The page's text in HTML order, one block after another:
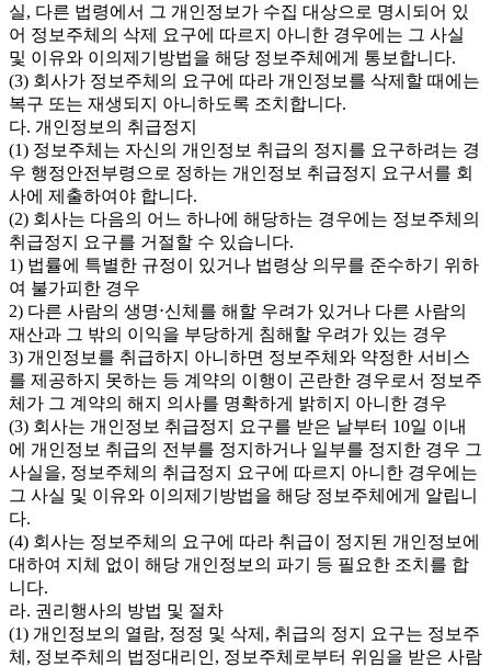
실, 다른 법령에서 그 개인정보가 수집 대상으로 명시되어 있
어 정보주체의 삭제 요구에 따르지 아니한 경우에는 그 사실
및 이유와 이의제기방법을 해당 정보주체에게 통보합니다.
(3) 회사가 정보주체의 요구에 따라 개인정보를 삭제할 때에는
복구 또는 재생되지 아니하도록 조치합니다.
다. 개인정보의 취급정지
(1) 정보주체는 자신의 개인정보 취급의 정지를 요구하려는 경
우 행정안전부령으로 정하는 개인정보 취급정지 요구서를 회
사에 제출하여야 합니다.
(2) 회사는 다음의 어느 하나에 해당하는 경우에는 정보주체의
취급정지 요구를 거절할 수 있습니다.
1) 법률에 특별한 규정이 있거나 법령상 의무를 준수하기 위하
여 불가피한 경우
2) 다른 사람의 생명⋅신체를 해할 우려가 있거나 다른 사람의
재산과 그 밖의 이익을 부당하게 침해할 우려가 있는 경우
3) 개인정보를 취급하지 아니하면 정보주체와 약정한 서비스
를 제공하지 못하는 등 계약의 이행이 곤란한 경우로서 정보주
체가 그 계약의 해지 의사를 명확하게 밝히지 아니한 경우
(3) 회사는 개인정보 취급정지 요구를 받은 날부터 10일 이내
에 개인정보 취급의 전부를 정지하거나 일부를 정지한 경우 그
사실을, 정보주체의 취급정지 요구에 따르지 아니한 경우에는
그 사실 및 이유와 이의제기방법을 해당 정보주체에게 알립니
다.
(4) 회사는 정보주체의 요구에 따라 취급이 정지된 개인정보에
대하여 지체 없이 해당 개인정보의 파기 등 필요한 조치를 합
니다.
라. 권리행사의 방법 및 절차
(1) 개인정보의 열람, 정정 및 삭제, 취급의 정지 요구는 정보주
체, 정보주체의 법정대리인, 정보주체로부터 위임을 받은 사람